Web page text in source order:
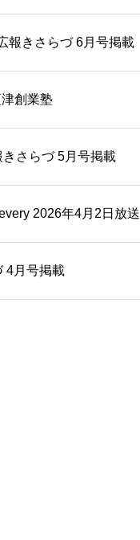
報きさらづ 6月号掲載
創業塾
きさらづ 5月号掲載
2026年4月2日放送
4月号掲載